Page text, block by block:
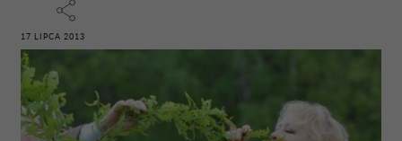
17 LIPCA 2013